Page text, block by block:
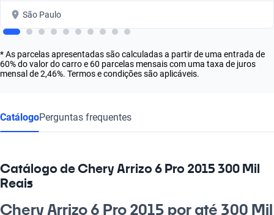
São Paulo
* As parcelas apresentadas são calculadas a partir de uma entrada de
60% do valor do carro e 60 parcelas mensais com uma taxa de juros
mensal de 2,46%. Termos e condições são aplicáveis.
CatálogoPerguntas frequentes
Catálogo de Chery Arrizo 6 Pro 2015 300 Mil
Reais
Chery Arrizo 6 Pro 2015 por até 300 Mil